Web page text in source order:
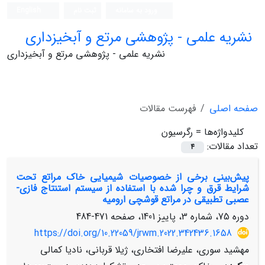
نشریه علمی - پژوهشی مرتع و آبخیزداری
نشریه علمی - پژوهشی مرتع و آبخیزداری
صفحه اصلی
فهرست مقالات
کلیدواژه‌ها = رگرسیون
تعداد مقالات:
4
پیش‌بینی برخی از خصوصیات شیمیایی خاک مراتع تحت
شرایط قرق و چرا شده با استفاده از سیستم استنتاج فازی-
عصبی تطبیقی در مراتع قوشچی ارومیه
دوره 75، شماره 3، پاییز 1401، صفحه
471-484
https://doi.org/10.22059/jrwm.2022.342436.1658
مهشید سوری، علیرضا افتخاری، ژیلا قربانی، نادیا کمالی